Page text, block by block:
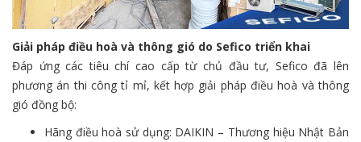
Giải pháp điều hoà và thông gió do Sefico triển khai
Đáp ứng các tiêu chí cao cấp từ chủ đầu tư, Sefico đã lên
phương án thi công tỉ mỉ, kết hợp giải pháp điều hoà và thông
gió đồng bộ:
Hãng điều hoà sử dụng: DAIKIN – Thương hiệu Nhật Bản